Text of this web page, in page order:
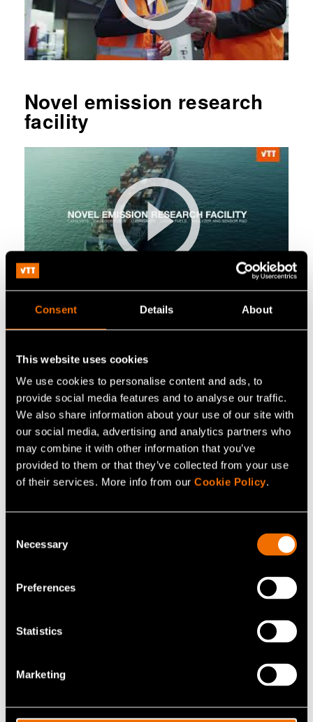
Consent Details About
This website uses cookies
We use cookies to personalise content and ads, to
provide social media features and to analyse our traffic.
We also share information about your use of our site with
our social media, advertising and analytics partners who
may combine it with other information that you’ve
provided to them or that they’ve collected from your use
of their services. More info from our Cookie Policy.
Selection
Necessary
Preferences
Statistics
Marketing
Novel emission research
facility
Teknologiat ja infra
Liikenne
Liikenteen tutkimustilamme mahdollistavat